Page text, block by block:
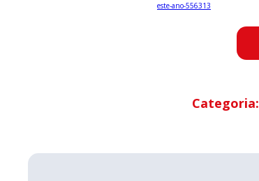
este-ano-556313
Categoria: